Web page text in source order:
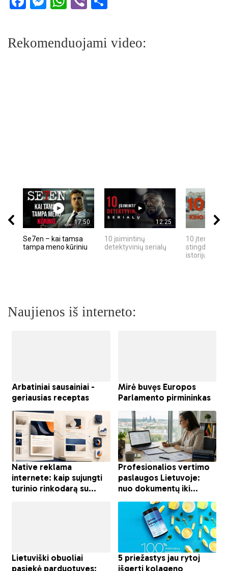
Rekomenduojami video:
17:50
Se7en – kai tamsa
tampa meno kūriniu
12:25
10 įsimintinų
detektyvinių serialų
10 įtemptų,
stingdančių
istorijų
Naujienos iš interneto: